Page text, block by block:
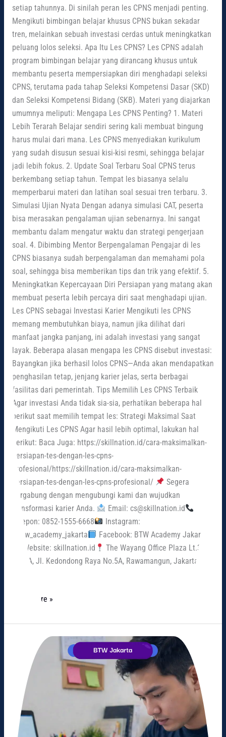
setiap tahunnya. Di sinilah peran les CPNS menjadi penting.
Mengikuti bimbingan belajar khusus CPNS bukan sekadar
tren, melainkan sebuah investasi cerdas untuk meningkatkan
peluang lolos seleksi. Apa Itu Les CPNS? Les CPNS adalah
program bimbingan belajar yang dirancang khusus untuk
membantu peserta mempersiapkan diri menghadapi seleksi
CPNS, terutama pada tahap Seleksi Kompetensi Dasar (SKD)
dan Seleksi Kompetensi Bidang (SKB). Materi yang diajarkan
umumnya meliputi: Mengapa Les CPNS Penting? 1. Materi
Lebih Terarah Belajar sendiri sering kali membuat bingung
harus mulai dari mana. Les CPNS menyediakan kurikulum
yang sudah disusun sesuai kisi-kisi resmi, sehingga belajar
jadi lebih fokus. 2. Update Soal Terbaru Soal CPNS terus
berkembang setiap tahun. Tempat les biasanya selalu
memperbarui materi dan latihan soal sesuai tren terbaru. 3.
Simulasi Ujian Nyata Dengan adanya simulasi CAT, peserta
bisa merasakan pengalaman ujian sebenarnya. Ini sangat
membantu dalam mengatur waktu dan strategi pengerjaan
soal. 4. Dibimbing Mentor Berpengalaman Pengajar di les
CPNS biasanya sudah berpengalaman dan memahami pola
soal, sehingga bisa memberikan tips dan trik yang efektif. 5.
Meningkatkan Kepercayaan Diri Persiapan yang matang akan
membuat peserta lebih percaya diri saat menghadapi ujian.
Les CPNS sebagai Investasi Karier Mengikuti les CPNS
memang membutuhkan biaya, namun jika dilihat dari
manfaat jangka panjang, ini adalah investasi yang sangat
layak. Beberapa alasan mengapa les CPNS disebut investasi:
Bayangkan jika berhasil lolos CPNS—Anda akan mendapatkan
penghasilan tetap, jenjang karier jelas, serta berbagai
fasilitas dari pemerintah. Tips Memilih Les CPNS Terbaik
Agar investasi Anda tidak sia-sia, perhatikan beberapa hal
berikut saat memilih tempat les: Strategi Maksimal Saat
Mengikuti Les CPNS Agar hasil lebih optimal, lakukan hal
berikut: Baca Juga: https://skillnation.id/cara-maksimalkan-
persiapan-tes-dengan-les-cpns-
profesional/https://skillnation.id/cara-maksimalkan-
persiapan-tes-dengan-les-cpns-profesional/
Segera
bergabung dengan mengubungi kami dan wujudkan
transformasi karier Anda.
Email: cs@skillnation.id
Telepon: 0852-1555-6668
Instagram:
@btw_academy_jakarta
Facebook: BTW Academy Jakarta
Website: skillnation.id
The Wayang Office Plaza Lt.3,
Kav. A, Jl. Kedondong Raya No.5A, Rawamangun, Jakarta
Read More »
Lengkap
CPNS
untuk
Meningkatkan
Peluang
Lulus